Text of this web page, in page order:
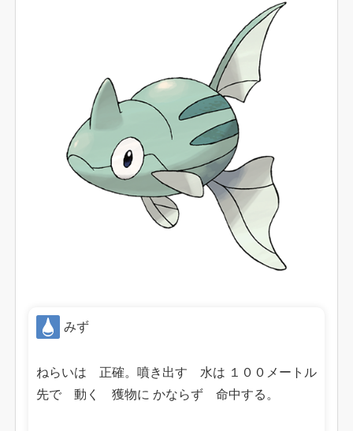
みず
ねらいは 正確。噴き出す 水は １００メートル
先で 動く 獲物に かならず 命中する。